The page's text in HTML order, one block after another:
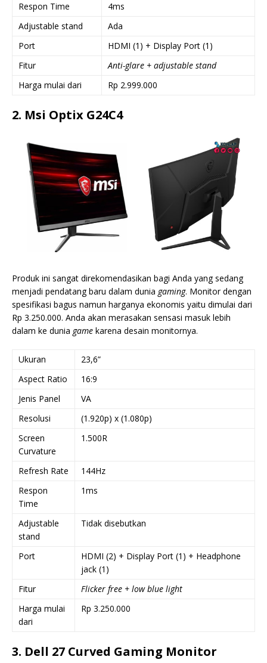
Respon Time
4ms
Adjustable stand
Ada
Port
HDMI (1) + Display Port (1)
Fitur
Anti-glare + adjustable stand
Harga mulai dari
Rp 2.999.000
2. Msi Optix G24C4
Produk ini sangat direkomendasikan bagi Anda yang sedang
menjadi pendatang baru dalam dunia gaming. Monitor dengan
spesifikasi bagus namun harganya ekonomis yaitu dimulai dari
Rp 3.250.000. Anda akan merasakan sensasi masuk lebih
dalam ke dunia game karena desain monitornya.
Ukuran
23,6”
Aspect Ratio
16:9
Jenis Panel
VA
Resolusi
(1.920p) x (1.080p)
Screen
Curvature
1.500R
Refresh Rate
144Hz
Respon
Time
1ms
Adjustable
stand
Tidak disebutkan
Port
HDMI (2) + Display Port (1) + Headphone
jack (1)
Fitur
Flicker free + low blue light
Harga mulai
dari
Rp 3.250.000
3. Dell 27 Curved Gaming Monitor